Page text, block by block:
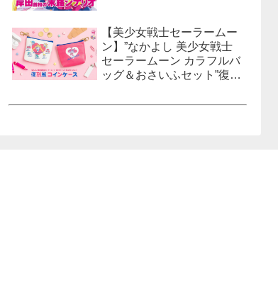
【美少女戦士セーラームー
ン】”なかよし 美少女戦士
セーラームーン カラフルバ
ッグ＆おさいふセット”復刻
定！